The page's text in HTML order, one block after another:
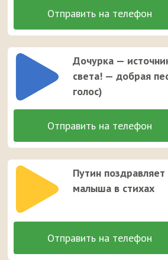
Дочурка —
света! — добрая
голос)
Путин
малыша в стихах